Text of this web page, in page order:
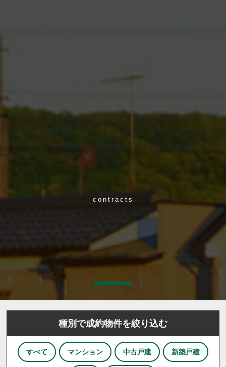
contracts
種別で成約物件を絞り込む
すべて マンション 中古戸建 新築戸建